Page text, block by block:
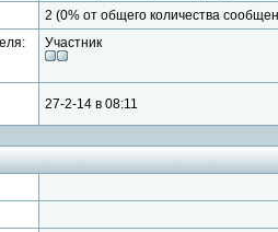
2 (0% от общего количества
Участник
27-2-14 в 08:11